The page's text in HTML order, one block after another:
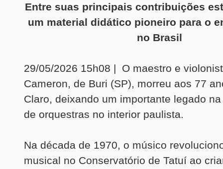
Entre suas principais contribuições
um material didático pioneiro para o
no Brasil
29/05/2026 15h08 | O maestro e
Cameron, de Buri (SP), morreu aos 77
Claro, deixando um importante legado
de orquestras no interior paulista.
Na década de 1970, o músico
musical no Conservatório de Tatuí ao